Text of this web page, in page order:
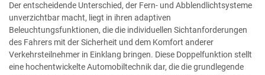
Der entscheidende Unterschied, der Fern- und Abblendlichtsysteme
unverzichtbar macht, liegt in ihren adaptiven
Beleuchtungsfunktionen, die die individuellen Sichtanforderungen
des Fahrers mit der Sicherheit und dem Komfort anderer
Verkehrsteilnehmer in Einklang bringen. Diese Doppelfunktion stellt
eine hochentwickelte Automobiltechnik dar, die die grundlegende